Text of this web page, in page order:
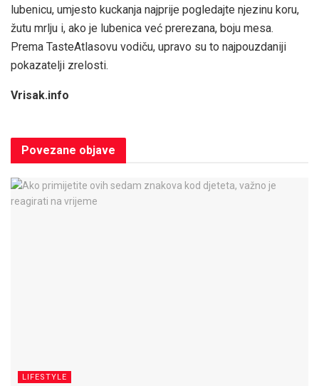
lubenicu, umjesto kuckanja najprije pogledajte njezinu koru,
žutu mrlju i, ako je lubenica već prerezana, boju mesa.
Prema TasteAtlasovu vodiču, upravo su to najpouzdaniji
pokazatelji zrelosti.
Vrisak.info
Povezane objave
LIFESTYLE